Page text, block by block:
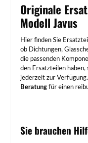
Originale
Modell Javus
Hier finden Sie
ob Dichtungen,
die passenden
den Ersatzteilen
jederzeit zur
Beratung für einen
Sie brauchen